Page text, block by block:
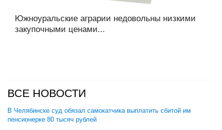
Южноуральские аграрии недовольны низкими
закупочными ценами...
ВСЕ НОВОСТИ
В Челябинске суд обязал самокатчика выплатить сбитой им
пенсионерке 80 тысяч рублей